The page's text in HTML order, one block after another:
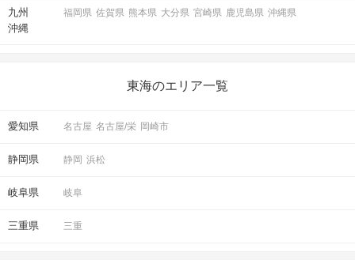
九州
沖縄
福岡県 佐賀県 熊本県 大分県 宮崎県 鹿児島県 沖縄県
東海のエリア一覧
愛知県 名古屋 名古屋/栄 岡崎市
静岡県 静岡 浜松
岐阜県 岐阜
三重県 三重